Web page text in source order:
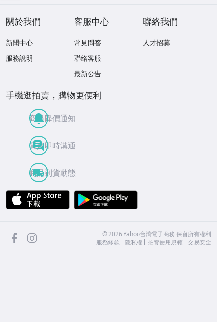
關於我們
新聞中心
服務說明
客服中心
常見問答
聯絡客服
最新公告
聯絡我們
人才招募
手機逛拍賣，購物更便利
商品降價通知
買賣即時溝通
商品到貨動態
APP Store
facebook ©2026 Yahoo台灣電子商務 保留所有權利
服務條款
隱私權 拍賣使用規範 交易安全